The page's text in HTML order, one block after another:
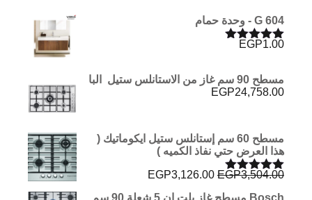
G 604 - وحدة حمام
تم التقييم
EGP1.00
مسطح 90 سم غاز من الاستانلس ستيل البا
EGP24,758.00
مسطح 60 سم إستانلس ستيل ايكوماتيك (
هذا العرض حتي نفاذ الكميه )
تم التقييم
5.00
من 5
EGP3,504.00
السعر
EGP3,126.00
Bosch مسطح غاز بلت إن 5 شعلة 90 سم